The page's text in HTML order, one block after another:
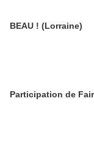
BEAU ! (Lorraine)
Participation de